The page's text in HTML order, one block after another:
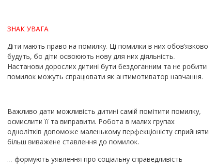
ЗНАК УВАГА
Діти мають право на помилку. Ці помилки в них обов’язково
будуть, бо діти освоюють нову для них діяльність.
Настанови дорослих дитині бути бездоганним та не робити
помилок можуть спрацювати як антимотиватор навчання.
Важливо дати можливість дитині самій помітити помилку,
осмислити її та виправити. Робота в малих групах
однолітків допоможе маленькому перфекціоністу сприйняти
більш виважене ставлення до помилок.
… формують уявлення про соціальну справедливість